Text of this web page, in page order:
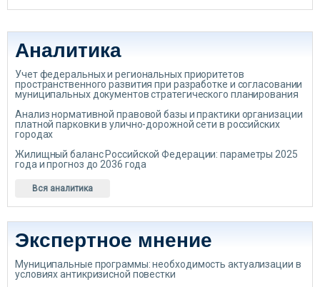
Аналитика
Учет федеральных и региональных приоритетов
пространственного развития при разработке и согласовании
муниципальных документов стратегического планирования
Анализ нормативной правовой базы и практики организации
платной парковки в улично-дорожной сети в российских
городах
Жилищный баланс Российской Федерации: параметры 2025
года и прогноз до 2036 года
Вся аналитика
Экспертное мнение
Муниципальные программы: необходимость актуализации в
условиях антикризисной повестки